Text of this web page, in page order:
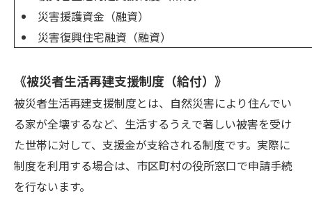
災害援護資金（融資）
災害復興住宅融資（融資）
《被災者生活再建支援制度（給付）》
被災者生活再建支援制度とは、自然災害により住んでい
る家が全壊するなど、生活するうえで著しい被害を受け
た世帯に対して、支援金が支給される制度です。実際に
制度を利用する場合は、市区町村の役所窓口で申請手続
を行ないます。